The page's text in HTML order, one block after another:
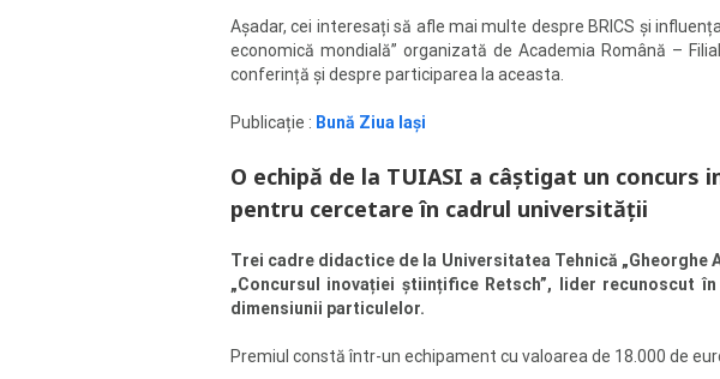
Așadar, cei interesați să afle mai multe despre BRICS și
economică mondială” organizată de Academia Română –
conferință și despre participarea la aceasta.
Publicație : Bună Ziua Iași
O echipă de la TUIASI a câștigat un
pentru cercetare în cadrul universității
Trei cadre didactice de la Universitatea Tehnică
„Concursul inovației științifice Retsch”, lider recunoscut
dimensiunii particulelor.
Premiul constă într-un echipament cu valoarea de 18.000 de